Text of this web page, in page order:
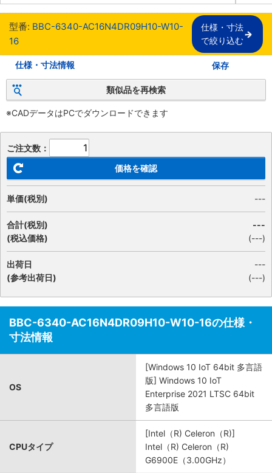
型番: BBC-6340-AC16N4DR09H10-W10-
16
仕様・寸法
で絞り込む
仕様・寸法情報 保存
類似品を再検索
※CADデータはPCでダウンロードできます
ご注文数：
価格を確認
単価(税別) ---
合計(税別)
(税込価格)
---
(---)
出荷日
(参考出荷日)
---
(---)
BBC-6340-AC16N4DR09H10-W10-16の仕様・
寸法情報
OS
[Windows 10 IoT 64bit 多言語
版] Windows 10 IoT
Enterprise 2021 LTSC 64bit
多言語版
CPUタイプ
[Intel（R) Celeron（R)]
Intel（R) Celeron（R)
G6900E（3.00GHz）